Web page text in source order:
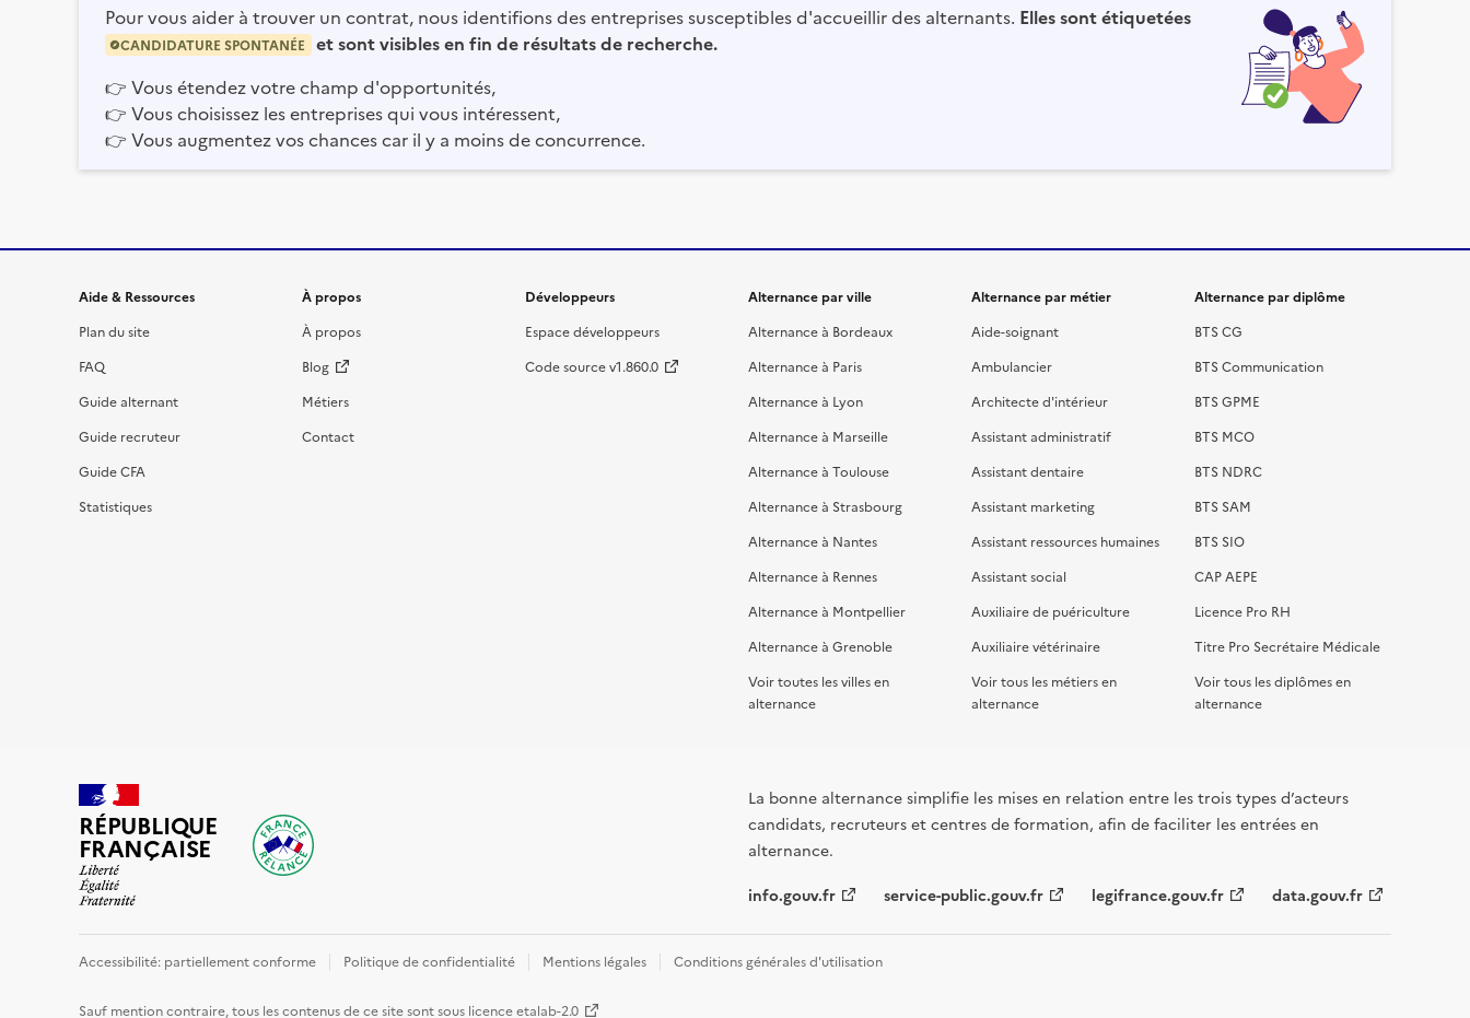
Pour vous aider à trouver un contrat, nous identifions des entreprises susceptibles d'accueillir des alternants. Elles sont étiquetées
CANDIDATURE SPONTANÉE
et sont visibles en fin de résultats de recherche.
👉 Vous étendez votre champ d'opportunités,
👉 Vous choisissez les entreprises qui vous intéressent,
👉 Vous augmentez vos chances car il y a moins de concurrence.
Informations et liens du site
Aide & Ressources
Plan du site
FAQ
Guide alternant
Guide recruteur
Guide CFA
Statistiques
À propos
À propos
Blog
Métiers
Contact
Développeurs
Espace développeurs
Code source v1.860.0
Alternance par ville
Alternance à Bordeaux
Alternance à Paris
Alternance à Lyon
Alternance à Marseille
Alternance à Toulouse
Alternance à Strasbourg
Alternance à Nantes
Alternance à Rennes
Alternance à Montpellier
Alternance à Grenoble
Voir toutes les villes en
alternance
Alternance par métier
Aide-soignant
Ambulancier
Architecte d'intérieur
Assistant administratif
Assistant dentaire
Assistant marketing
Assistant ressources humaines
Assistant social
Auxiliaire de puériculture
Auxiliaire vétérinaire
Voir tous les métiers en
alternance
Alternance par diplôme
BTS CG
BTS Communication
BTS GPME
BTS MCO
BTS NDRC
BTS SAM
BTS SIO
CAP AEPE
Licence Pro RH
Titre Pro Secrétaire Médicale
Voir tous les diplômes en
alternance
RÉPUBLIQUE
FRANÇAISE
La bonne alternance simplifie les mises en relation entre les trois types d’acteurs
candidats, recruteurs et centres de formation, afin de faciliter les entrées en
alternance.
info.gouv.fr service-public.gouv.fr legifrance.gouv.fr data.gouv.fr
Accessibilité: partiellement conforme Politique de confidentialité Mentions légales Conditions générales d'utilisation
Sauf mention contraire, tous les contenus de ce site sont sous licence etalab-2.0